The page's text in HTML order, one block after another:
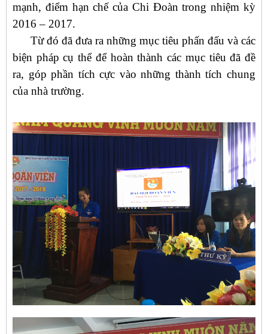
mạnh, điểm hạn chế của Chi Đoàn trong nhiệm kỳ
2016 – 2017.
Từ đó đã đưa ra những mục tiêu phấn đấu và các
biện pháp cụ thể để hoàn thành các mục tiêu đã đề
ra, góp phần tích cực vào những thành tích chung
của nhà trường.